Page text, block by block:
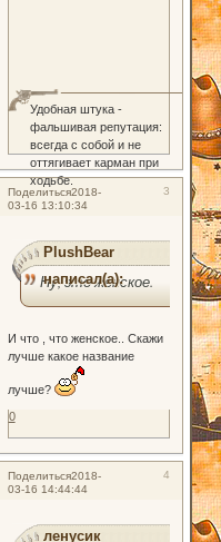
Удобная штука -
фальшивая репутация:
всегда с собой и не
оттягивает карман при
ходьбе.
Поделиться 3
2018-
03-16 13:10:34
PlushBear
написал(а):
Ну, это женское.
И что , что женское.. Скажи
лучше какое название
лучше?
0
Поделиться 4
2018-
03-16 14:44:44
ленусик